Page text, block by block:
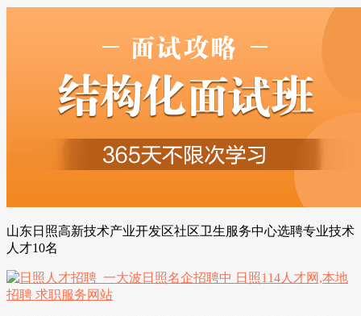
山东日照高新技术产业开发区社区卫生服务中心选聘专业技术
人才10名